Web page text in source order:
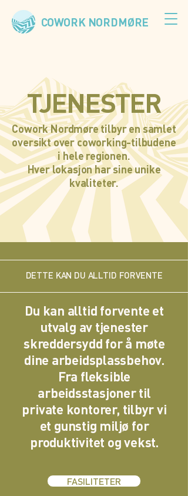
COWORK NORDMØRE
TJENESTER
Cowork Nordmøre tilbyr en samlet
oversikt over coworking-tilbudene
i hele regionen.
Hver lokasjon har sine unike
kvaliteter.
DETTE KAN DU ALLTID FORVENTE
Du kan alltid forvente et
utvalg av tjenester
skreddersydd for å møte
dine arbeidsplassbehov.
Fra fleksible
arbeidsstasjoner til
private kontorer, tilbyr vi
et gunstig miljø for
produktivitet og vekst.
FASILITETER